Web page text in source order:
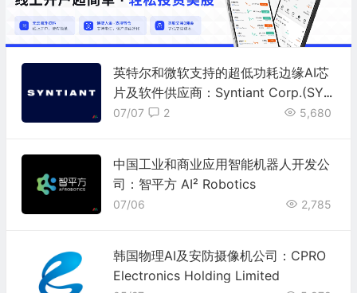
英特尔和微软支持的超低功耗边缘AI芯
片及软件供应商：Syntiant Corp.(SYT
N)
07/07 5,680
2
中国工业和商业应用智能机器人开发公
司：智平方 AI² Robotics
07/06 2,785
韩国物理AI及安防摄像机公司：CPRO
Electronics Holding Limited